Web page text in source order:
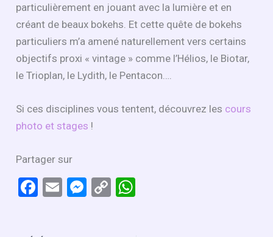
particulièrement en jouant avec la lumière et en
créant de beaux bokehs. Et cette quête de bokehs
particuliers m’a amené naturellement vers certains
objectifs proxi « vintage » comme l’Hélios, le Biotar,
le Trioplan, le Lydith, le Pentacon….
Si ces disciplines vous tentent, découvrez les cours
photo et stages !
Partager sur
F
E
M C